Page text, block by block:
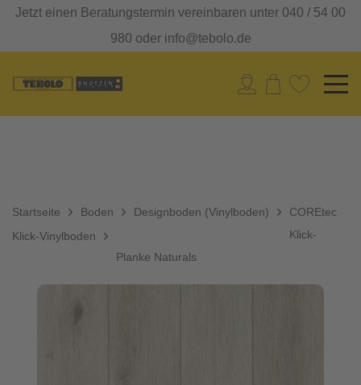
Jetzt einen Beratungstermin vereinbaren unter 040 / 54 00
980 oder info@tebolo.de
Startseite Boden
Designboden (Vinylboden)
Klick-Vinylboden
COREtec
Klick-
Planke Naturals